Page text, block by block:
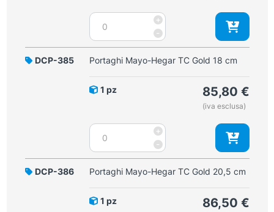
-
Portaghi
Mayo-
Hegar
TC
cm
+
DCP-385 Portaghi Mayo-Hegar TC Gold 18 cm
1 pz 85,80 €
(iva esclusa)
-
Portaghi
Mayo-
Hegar
TC
cm
+
DCP-386 Portaghi Mayo-Hegar TC Gold 20,5 cm
1 pz 86,50 €